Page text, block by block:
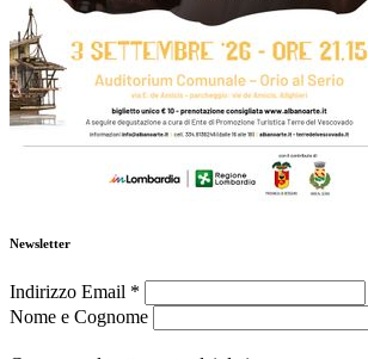
Newsletter
Indirizzo Email *
Nome e Cognome